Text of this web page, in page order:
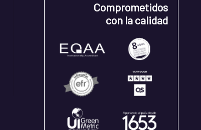
Comprometidos
con la calidad